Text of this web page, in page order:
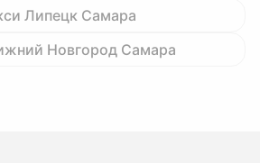
Липецк Самара
Новгород Самара